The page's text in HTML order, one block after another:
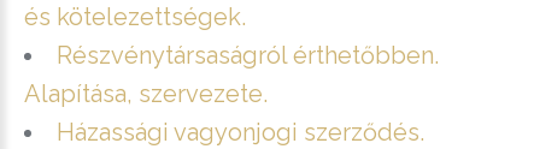
és kötelezettségek.
Részvénytársaságról érthetőbben.
Alapítása, szervezete.
Házassági vagyonjogi szerződés.